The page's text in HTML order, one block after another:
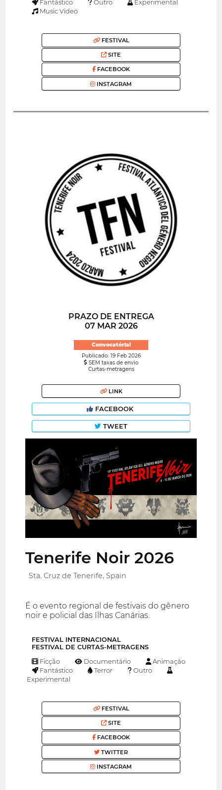
Fantástico Outro
Experimental
Music Video
FESTIVAL
SITE
FACEBOOK
INSTAGRAM
PRAZO DE ENTREGA
07 MAR 2026
Convocatória!
Publicado: 19 Feb 2026
SEM taxas de envio
Curtas-metragens
LINK
FACEBOOK
TWEET
Tenerife Noir 2026
Sta. Cruz de Tenerife, Spain
É o evento regional de festivais do gênero
noir e policial das Ilhas Canárias.
FESTIVAL INTERNACIONAL
FESTIVAL DE CURTAS-METRAGENS
Ficção Documentário
Animação
Fantástico
Terror
Outro
Experimental
FESTIVAL
SITE
FACEBOOK
TWITTER
INSTAGRAM